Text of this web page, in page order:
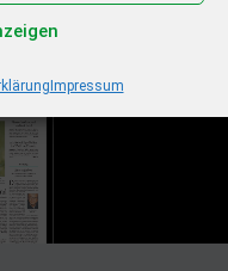
Impressum